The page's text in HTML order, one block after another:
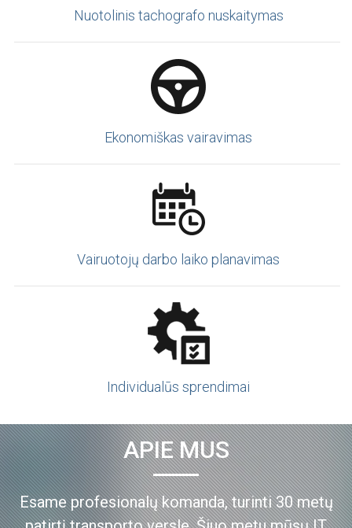
Nuotolinis tachografo nuskaitymas
Ekonomiškas vairavimas
Vairuotojų darbo laiko planavimas
Individualūs sprendimai
APIE MUS
Esame profesionalų komanda, turinti 30 metų